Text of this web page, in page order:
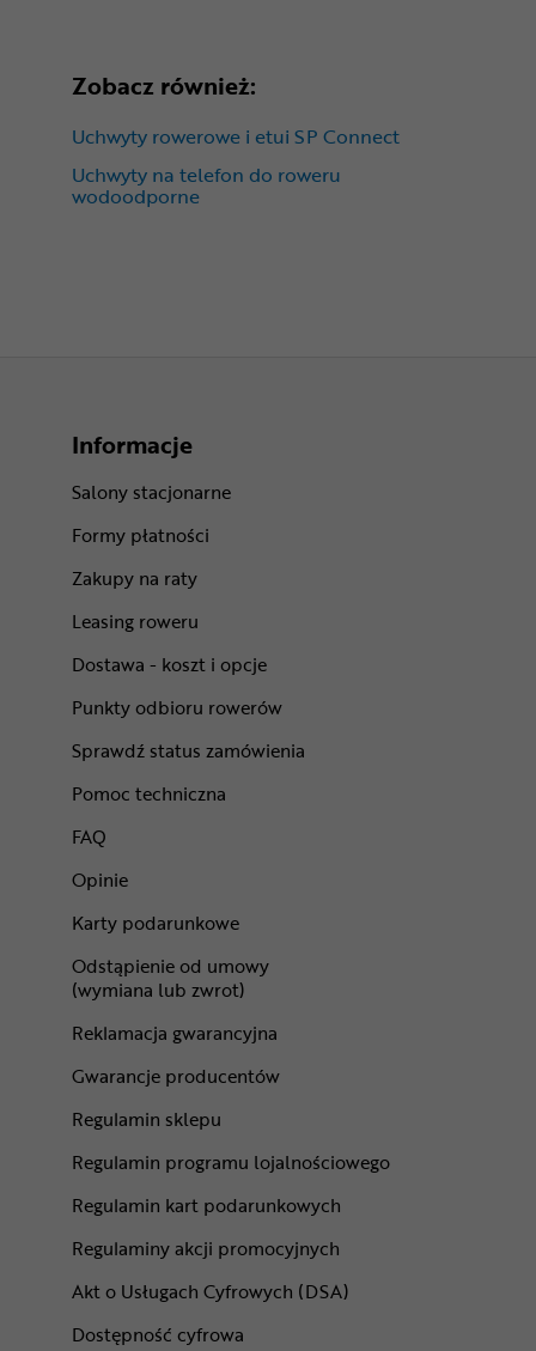
Zobacz również:
Uchwyty rowerowe i etui SP Connect
Uchwyty na telefon do roweru
wodoodporne
Informacje
Salony stacjonarne
Formy płatności
Zakupy na raty
Leasing roweru
Dostawa - koszt i opcje
Punkty odbioru rowerów
Sprawdź status zamówienia
Pomoc techniczna
FAQ
Opinie
Karty podarunkowe
Odstąpienie od umowy
(wymiana lub zwrot)
Reklamacja gwarancyjna
Gwarancje producentów
Regulamin sklepu
Regulamin programu lojalnościowego
Regulamin kart podarunkowych
Regulaminy akcji promocyjnych
Akt o Usługach Cyfrowych (DSA)
Dostępność cyfrowa